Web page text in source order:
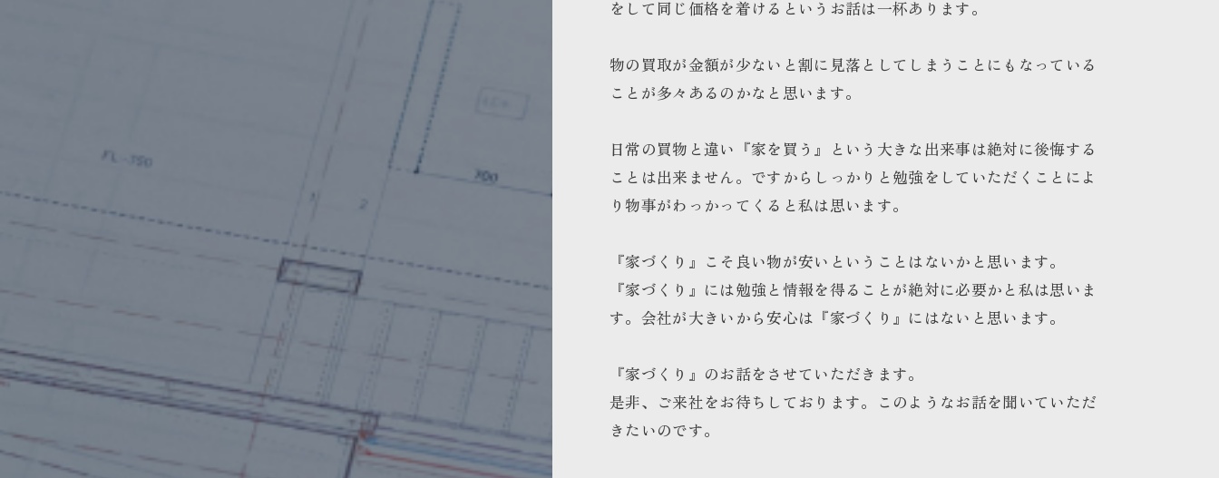
をして同じ価格を着けるというお話は一杯あります。
物の買取が金額が少ないと割に見落としてしまうことにもなっている
ことが多々あるのかなと思います。
日常の買物と違い『家を買う』という大きな出来事は絶対に後悔する
ことは出来ません。ですからしっかりと勉強をしていただくことによ
り物事がわっかってくると私は思います。
『家づくり』こそ良い物が安いということはないかと思います。
『家づくり』には勉強と情報を得ることが絶対に必要かと私は思いま
す。会社が大きいから安心は『家づくり』にはないと思います。
『家づくり』のお話をさせていただきます。
是非、ご来社をお待ちしております。このようなお話を聞いていただ
きたいのです。